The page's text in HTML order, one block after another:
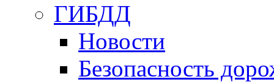
ГИБДД
Новости
Безопасность